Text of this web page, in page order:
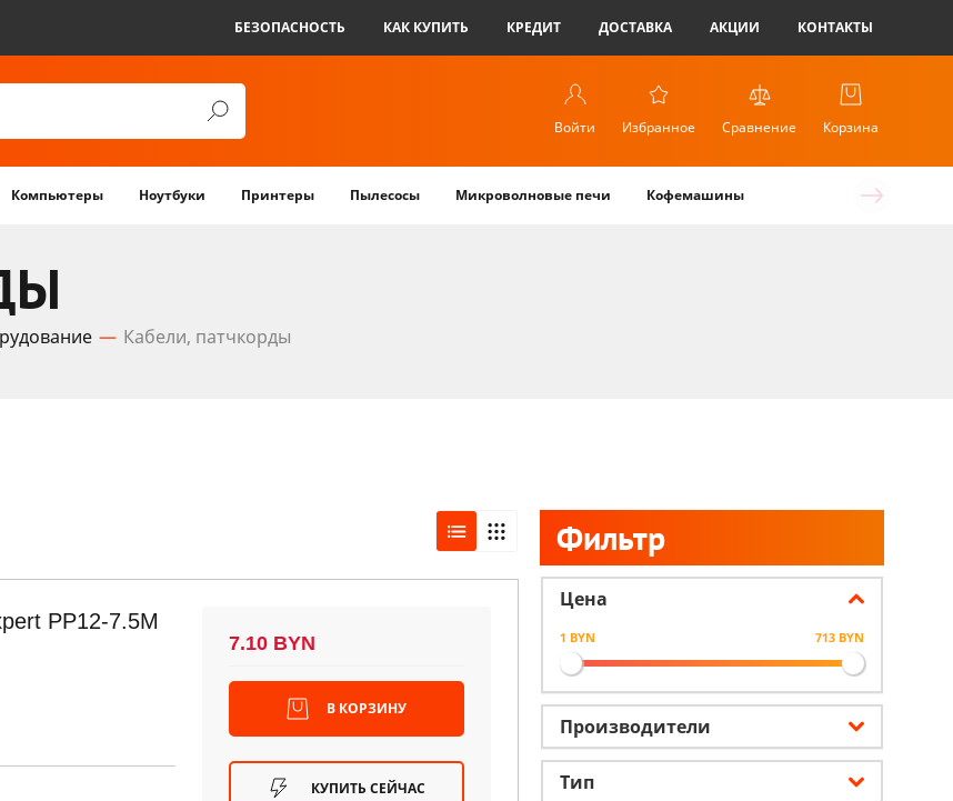
БЕЗОПАСНОСТЬ КАК КУПИТЬ КРЕДИТ ДОСТАВКА АКЦИИ КОНТАКТЫ
Войти
Избранное Сравнение Корзина
Компьютеры Ноутбуки Принтеры Пылесосы Микроволновые печи Кофемашины
Кабели, патчкорды
PP12-7.5M
7.10 BYN
В КОРЗИНУ
КУПИТЬ СЕЙЧАС
Фильтр
Цена
1 BYN 713 BYN
Производители
Тип